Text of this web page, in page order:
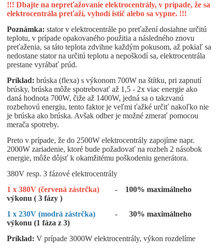
!!! Dbajte na nepreťažovanie elektrocentrály, v prípade, že sa
elektrocentrála preťaží, vyhodí istič alebo sa vypne. !!!
Poznámka: stator v elektrocentrále po preťažení dosiahne určitú
teplotu, v prípade opakovaného použitia a následného znovu
preťaženia, sa táto teplota zdvihne každým pokusom, až pokiaľ sa
nedostane stator na určitú teplotu a nepoškodí sa, elektrocentrála
prestane vyrábať prúd.
Príklad: brúska (flexa) s výkonom 700W na štítku, pri zapnutí
brúsky, brúska môže spotrebovať až 1,5 - 2x viac energie ako
daná hodnota 700W, čiže až 1400W, jedná sa o takzvanú
rozbehovú energiu, tento faktor je veľmi ťažké určiť nakoľko nie
je brúska ako brúska. Avšak odber je možné zmerať pomocou
merača spotreby.
Preto v prípade, že do 2500W elektrocentrály zapojíme napr.
2000W zariadenie, ktoré bude požadovať na rozbeh 2 násobok
energie, môže dôjsť k okamžitému poškodeniu generátora.
380V resp. 3 fázové elektrocentrály
1 x 380V (červená zástrčka)
- 100% maximálneho
výkonu ( 3 fázy )
1 x 230V (modrá zástrčka) - 30% maximálneho
výkonu (1 fáza z 3)
Príklad: V prípade 3000W elektrocentrály, výkon rozdelíme